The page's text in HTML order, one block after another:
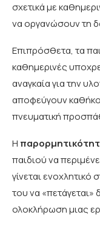
σχετικά με
να οργανώσουν τη
Επιπρόσθετα, τα
καθημερινές
αναγκαία για την
αποφεύγουν
πνευματική
Η
παιδιού να
γίνεται
του να «πετάγεται»
ολοκλήρωση μιας